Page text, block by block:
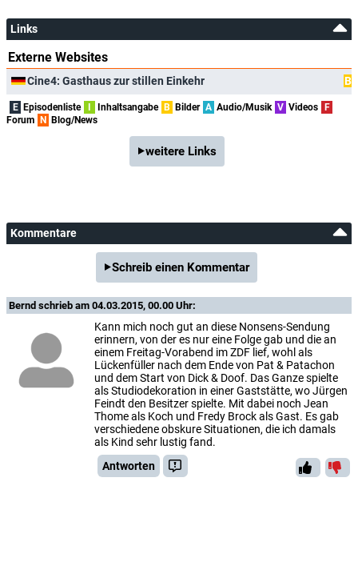
Links
Externe Websites
Cine4: Gasthaus zur stillen Einkehr B
E Episodenliste I Inhaltsangabe B Bilder A Audio/Musik V Videos F
Forum N Blog/News
weitere Links
Kommentare
Schreib einen Kommentar
Bernd schrieb am 04.03.2015, 00.00 Uhr:
Kann mich noch gut an diese Nonsens-Sendung
erinnern, von der es nur eine Folge gab und die an
einem Freitag-Vorabend im ZDF lief, wohl als
Lückenfüller nach dem Ende von Pat & Patachon
und dem Start von Dick & Doof. Das Ganze spielte
als Studiodekoration in einer Gaststätte, wo Jürgen
Feindt den Besitzer spielte. Mit dabei noch Jean
Thome als Koch und Fredy Brock als Gast. Es gab
verschiedene obskure Situationen, die ich damals
als Kind sehr lustig fand.
Antworten